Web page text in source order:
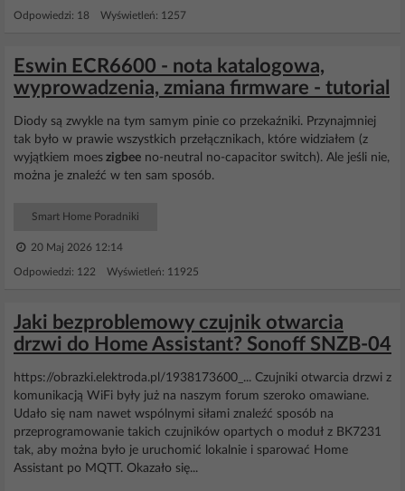
Odpowiedzi: 18 Wyświetleń: 1257
Eswin ECR6600 - nota katalogowa,
wyprowadzenia, zmiana firmware - tutorial
Diody są zwykle na tym samym pinie co przekaźniki. Przynajmniej
tak było w prawie wszystkich przełącznikach, które widziałem (z
wyjątkiem moes zigbee no-neutral no-capacitor switch). Ale jeśli nie,
można je znaleźć w ten sam sposób.
Smart Home Poradniki
20 Maj 2026 12:14
Odpowiedzi: 122 Wyświetleń: 11925
Jaki bezproblemowy czujnik otwarcia
drzwi do Home Assistant? Sonoff SNZB-04
https://obrazki.elektroda.pl/1938173600_... Czujniki otwarcia drzwi z
komunikacją WiFi były już na naszym forum szeroko omawiane.
Udało się nam nawet wspólnymi siłami znaleźć sposób na
przeprogramowanie takich czujników opartych o moduł z BK7231
tak, aby można było je uruchomić lokalnie i sparować Home
Assistant po MQTT. Okazało się...